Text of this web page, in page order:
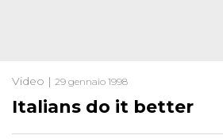
Video | 29 gennaio 1998
Italians do it better